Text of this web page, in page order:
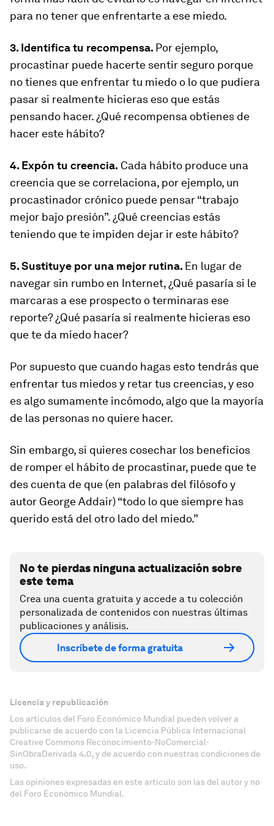
para no tener que enfrentarte a ese miedo.
3. Identifica tu recompensa. Por ejemplo,
procastinar puede hacerte sentir seguro porque
no tienes que enfrentar tu miedo o lo que pudiera
pasar si realmente hicieras eso que estás
pensando hacer. ¿Qué recompensa obtienes de
hacer este hábito?
4. Expón tu creencia. Cada hábito produce una
creencia que se correlaciona, por ejemplo, un
procastinador crónico puede pensar “trabajo
mejor bajo presión”. ¿Qué creencias estás
teniendo que te impiden dejar ir este hábito?
5. Sustituye por una mejor rutina. En lugar de
navegar sin rumbo en Internet, ¿Qué pasaría si le
marcaras a ese prospecto o terminaras ese
reporte? ¿Qué pasaría si realmente hicieras eso
que te da miedo hacer?
Por supuesto que cuando hagas esto tendrás que
enfrentar tus miedos y retar tus creencias, y eso
es algo sumamente incómodo, algo que la mayoría
de las personas no quiere hacer.
Sin embargo, si quieres cosechar los beneficios
de romper el hábito de procastinar, puede que te
des cuenta de que (en palabras del filósofo y
autor George Addair) “todo lo que siempre has
querido está del otro lado del miedo.”
No te pierdas ninguna actualización sobre
este tema
Crea una cuenta gratuita y accede a tu colección
personalizada de contenidos con nuestras últimas
publicaciones y análisis.
Inscríbete de forma gratuita
Licencia y republicación
Los artículos del Foro Económico Mundial pueden volver a
publicarse de acuerdo con la Licencia Pública Internacional
Creative Commons Reconocimiento-NoComercial-
SinObraDerivada 4.0, y de acuerdo con nuestras condiciones de
uso.
Las opiniones expresadas en este artículo son las del autor y no
del Foro Económico Mundial.